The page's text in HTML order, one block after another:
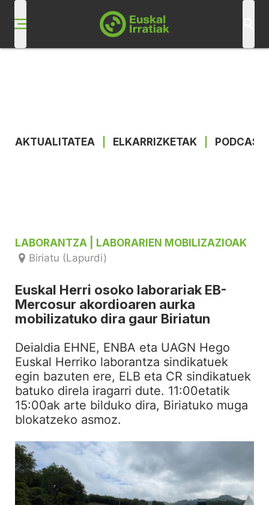
AKTUALITATEA ELKARRIZKETAK
LABORANTZA
| LABORARIEN MOBILIZAZIOAK
Biriatu (Lapurdi)
Euskal Herri osoko laborariak EB-
Mercosur akordioaren aurka
mobilizatuko dira gaur Biriatun
Deialdia EHNE, ENBA eta UAGN Hego
Euskal Herriko laborantza sindikatuek
egin bazuten ere, ELB eta CR sindikatuek
batuko direla iragarri dute. 11:00etatik
15:00ak arte bilduko dira, Biriatuko muga
blokatzeko asmoz.